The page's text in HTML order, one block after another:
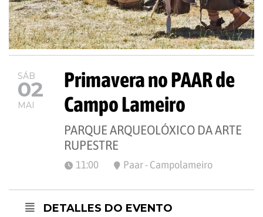
SÁB
02
MAI
Primavera no PAAR de
Campo Lameiro
PARQUE ARQUEOLÓXICO DA ARTE
RUPESTRE
11:00 Paar - Campolameiro
DETALLES DO EVENTO